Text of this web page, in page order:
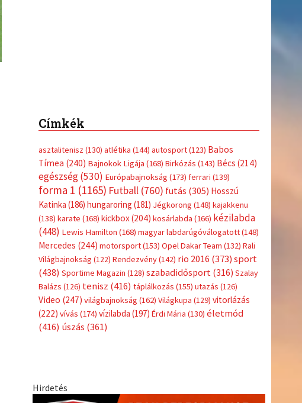
Címkék
asztalitenisz (130) atlétika (144) autosport(123) Babos
Tímea (240) Bajnokok Ligája (168) Birkózás (143) Bécs (214)
egészség(530) Európabajnokság (173) ferrari (139)
forma 1 (1165) Futball(760) futás (305) Hosszú
Katinka (186) hungaroring (181) Jégkorong (148) kajakkenu
(138) karate (168) kickbox(204) kosárlabda (166) kézilabda
(448) Lewis Hamilton (168) magyar labdarúgóválogatott(148)
Mercedes (244) motorsport(153) Opel Dakar Team (132) Rali
Világbajnokság (122) Rendezvény(142) rio 2016 (373) sport
(438) Sportime Magazin (128) szabadidősport (316) Szalay
Balázs (126) tenisz (416) táplálkozás (155) utazás (126)
Video (247) világbajnokság (162) Világkupa (129) vitorlázás
(222) vívás (174) vízilabda (197) Érdi Mária (130) életmód
(416) úszás (361)
Hirdetés